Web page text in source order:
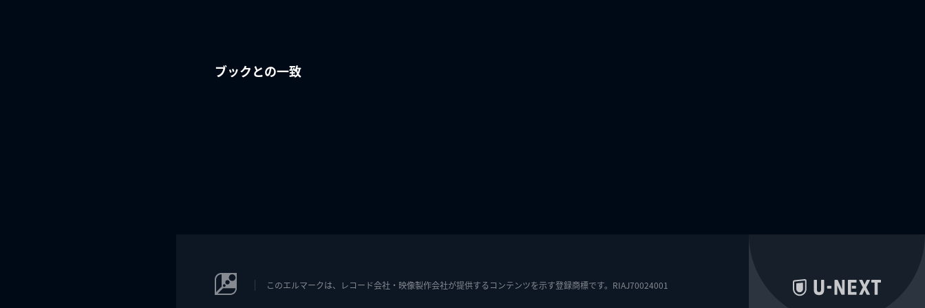
ブックとの一致
このエルマークは、レコード会社・映像製作会社が提供するコンテンツを示す登録商標です。RIAJ70024001